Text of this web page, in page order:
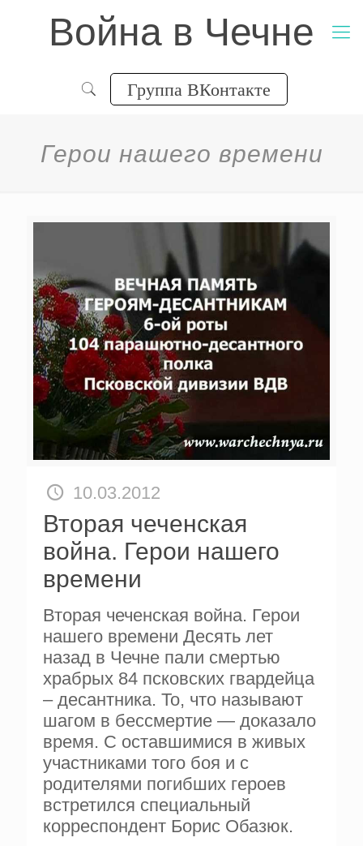
Война в Чечне
Группа ВКонтакте
Герои нашего времени
10.03.2012
Вторая чеченская
война. Герои нашего
времени
Вторая чеченская война. Герои
нашего времени Десять лет
назад в Чечне пали смертью
храбрых 84 псковских гвардейца
– десантника. То, что называют
шагом в бессмертие — доказало
время. С оставшимися в живых
участниками того боя и с
родителями погибших героев
встретился специальный
корреспондент Борис Обазюк.